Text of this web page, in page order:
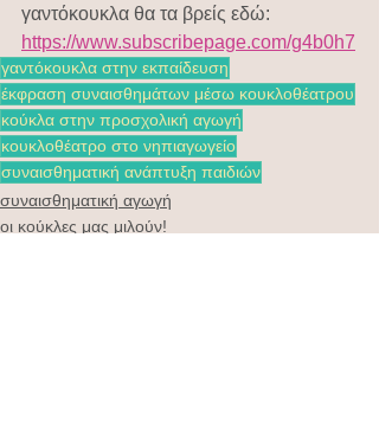
γαντόκουκλα θα τα βρείς εδώ:
https://www.subscribepage.com/g4b0h7
γαντόκουκλα στην εκπαίδευση
έκφραση συναισθημάτων μέσω κουκλοθέατρου
κούκλα στην προσχολική αγωγή
κουκλοθέατρο στο νηπιαγωγείο
συναισθηματική ανάπτυξη παιδιών
συναισθηματική αγωγή
οι κούκλες μας μιλούν!